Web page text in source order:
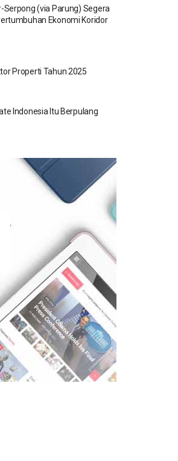
Serpong (via Parung) Segera
Ekonomi Koridor
Properti Tahun 2025
Indonesia Itu Berpulang